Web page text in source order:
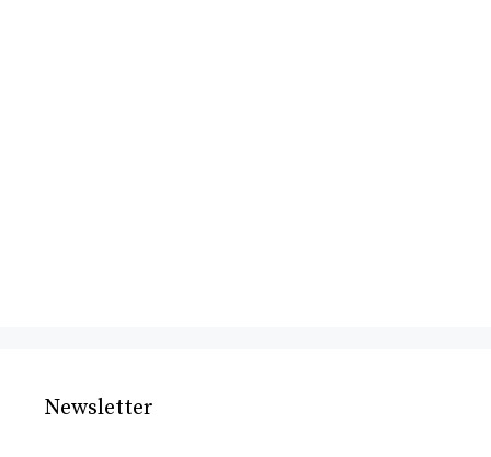
Newsletter